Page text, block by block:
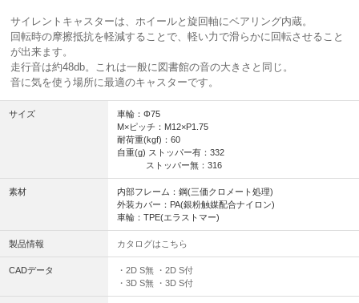
サイレントキャスターは、ホイールと旋回軸にベアリング内蔵。
回転時の摩擦抵抗を軽減することで、軽い力で滑らかに回転させること
が出来ます。
走行音は約48db。これは一般に図書館の音の大きさと同じ。
音に気を使う場所に最適のキャスターです。
サイズ
車輪：Φ75
M×ピッチ：M12×P1.75
耐荷重(kgf)：60
自重(g) ストッパー有：332
ストッパー無：316
素材
内部フレーム：鋼(三価クロメート処理)
外装カバー：PA(銀粉触媒配合ナイロン)
車輪：TPE(エラストマー)
製品情報 カタログはこちら
CADデータ ・2D S無
・2D S付
・3D S無
・3D S付